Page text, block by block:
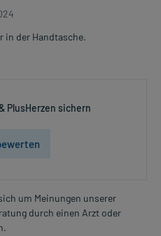
in der Handtasche.
PlusHerzen sichern
um Meinungen unserer
durch einen Arzt oder